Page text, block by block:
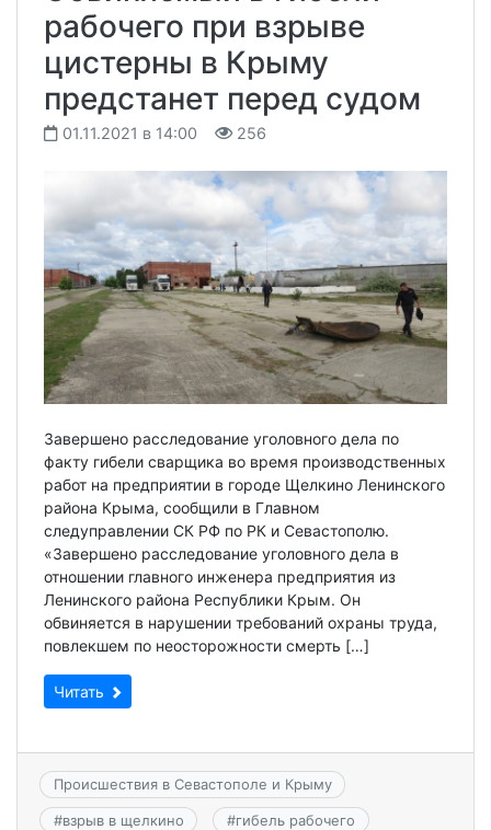
рабочего при взрыве
цистерны в Крыму
предстанет перед судом
01.11.2021 в 14:00 256
Завершено расследование уголовного дела по
факту гибели сварщика во время производственных
работ на предприятии в городе Щелкино Ленинского
района Крыма, сообщили в Главном
следуправлении СК РФ по РК и Севастополю.
«Завершено расследование уголовного дела в
отношении главного инженера предприятия из
Ленинского района Республики Крым. Он
обвиняется в нарушении требований охраны труда,
повлекшем по неосторожности смерть […]
Читать
Происшествия в Севастополе и Крыму
#взрыв в щелкино #гибель рабочего